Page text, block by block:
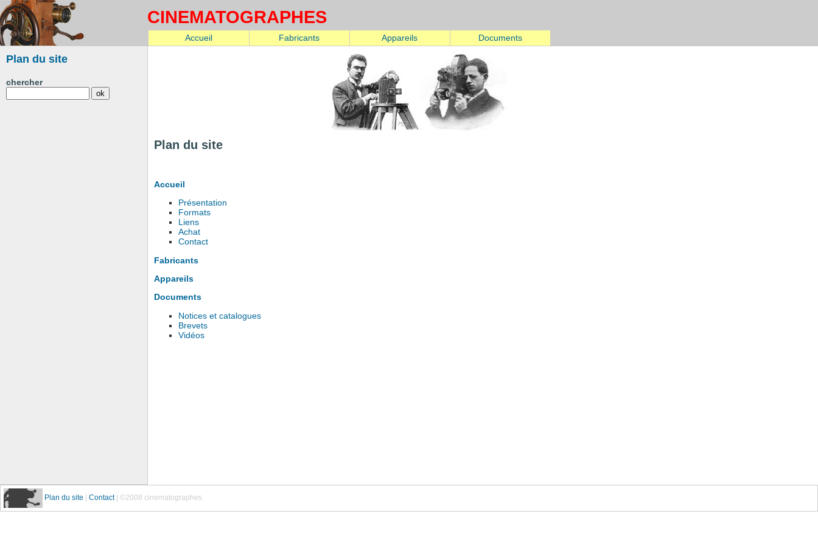
CINEMATOGRAPHES
Accueil Fabricants Appareils Documents
Plan du site
chercher
Plan du site
Accueil
Présentation
Formats
Liens
Achat
Contact
Fabricants
Appareils
Documents
Notices et catalogues
Brevets
Vidéos
Plan du site Contact| ©2008 cinematographes